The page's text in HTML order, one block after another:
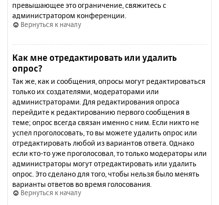
превышающее это ограничение, свяжитесь с
администратором конференции.
Вернуться к началу
Как мне отредактировать или удалить
опрос?
Так же, как и сообщения, опросы могут редактироваться
только их создателями, модераторами или
администраторами. Для редактирования опроса
перейдите к редактированию первого сообщения в
теме; опрос всегда связан именно с ним. Если никто не
успел проголосовать, то вы можете удалить опрос или
отредактировать любой из вариантов ответа. Однако
если кто-то уже проголосовал, то только модераторы или
администраторы могут отредактировать или удалить
опрос. Это сделано для того, чтобы нельзя было менять
варианты ответов во время голосования.
Вернуться к началу